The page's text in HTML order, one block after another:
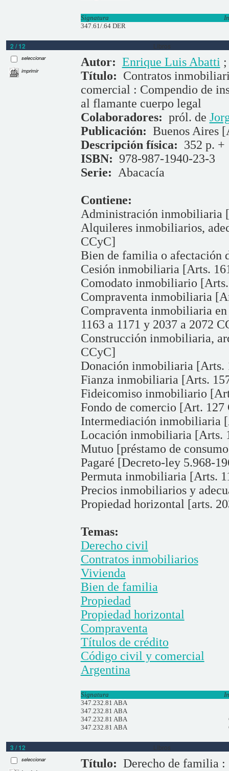
Signatura
347.61/.64 DER
2 / 12 Libros
seleccionar
imprimir
Autor: Enrique Luis Abatti
Título: Contratos
comercial : Compendio de
al flamante cuerpo legal
Colaboradores: pról. de
Publicación: Buenos Aires
Descripción física: 352 p.
ISBN: 978-987-1940-23-3
Serie: Abacacía
Contiene:
Administración inmobiliaria
Alquileres inmobiliarios,
CCyC]
Bien de familia o afectación
Cesión inmobiliaria [Arts.
Comodato inmobiliario
Compraventa inmobiliaria
Compraventa inmobiliaria
1163 a 1171 y 2037 a 2072
Construcción inmobiliaria,
CCyC]
Donación inmobiliaria [Arts.
Fianza inmobiliaria [Arts.
Fideicomiso inmobiliario
Fondo de comercio [Art.
Intermediación inmobiliaria
Locación inmobiliaria [Arts.
Mutuo [préstamo de
Pagaré [Decreto-ley 5.968-
Permuta inmobiliaria [Arts.
Precios inmobiliarios y
Propiedad horizontal [arts.
Temas:
Derecho civil
Contratos inmobiliarios
Vivienda
Bien de familia
Propiedad
Propiedad horizontal
Compraventa
Títulos de crédito
Código civil y comercial
Argentina
Signatura
347.232.81 ABA
347.232.81 ABA
347.232.81 ABA
347.232.81 ABA
3 / 12 Libros
seleccionar
Título: Derecho de familia